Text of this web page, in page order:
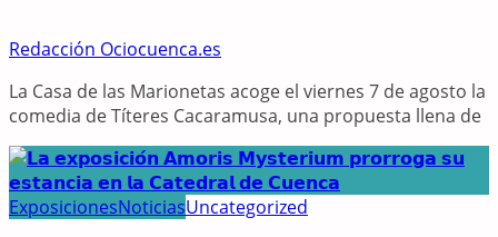
Redacción Ociocuenca.es
La Casa de las Marionetas acoge el viernes 7 de agosto la
comedia de Títeres Cacaramusa, una propuesta llena de
ExposicionesNoticiasUncategorized